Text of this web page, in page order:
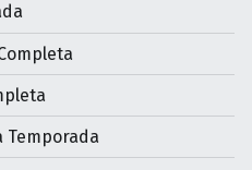
Temporada